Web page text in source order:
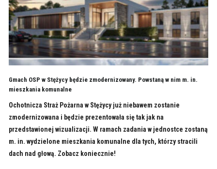
Gmach OSP w Stężycy będzie zmodernizowany. Powstaną w nim m. in.
mieszkania komunalne
Ochotnicza Straż Pożarna w Stężycy już niebawem zostanie
zmodernizowana i będzie prezentowała się tak jak na
przedstawionej wizualizacji. W ramach zadania w jednostce zostaną
m. in. wydzielone mieszkania komunalne dla tych, którzy stracili
dach nad głową. Zobacz koniecznie!